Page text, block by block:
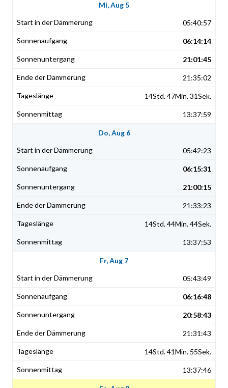
Mi, Aug 5
05:40:57
06:14:14
21:01:45
21:35:02
14Std. 47Min. 31Sek.
13:37:59
Do, Aug 6
05:42:23
06:15:31
21:00:15
21:33:23
14Std. 44Min. 44Sek.
13:37:53
Fr, Aug 7
05:43:49
06:16:48
20:58:43
21:31:43
14Std. 41Min. 55Sek.
13:37:46